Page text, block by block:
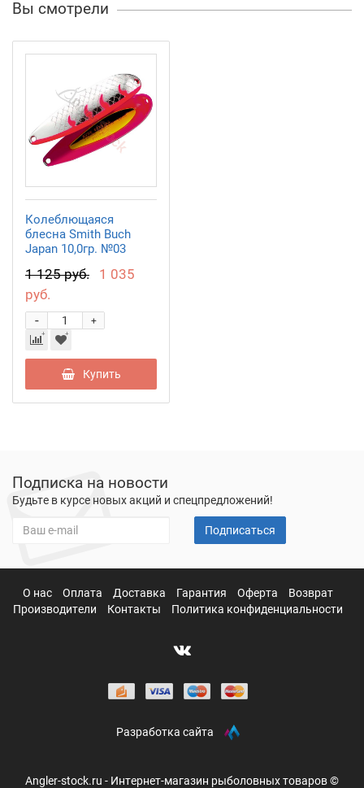
Вы смотрели
Колеблющаяся
блесна Smith Buch
Japan 10,0гр. №03
1 125 руб.
1 035
руб.
+
-
Купить
Подписка на новости
Будьте в курсе новых акций и спецпредложений!
Подписаться
О нас Оплата Доставка Гарантия Оферта
Возврат
Производители
Контакты Политика конфиденциальности
Разработка сайта
Angler-stock.ru - Интернет-магазин рыболовных товаров ©